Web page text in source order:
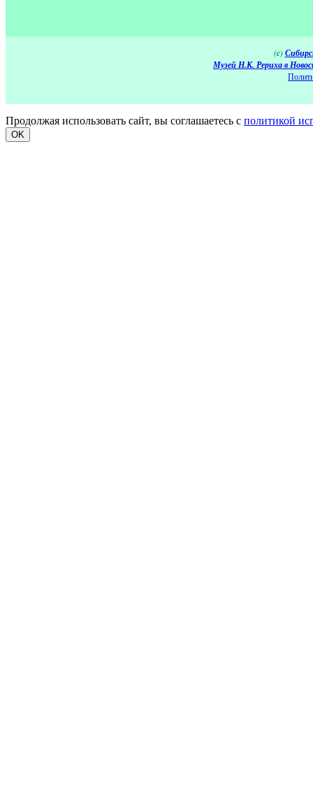
(c)
Музей Н.К. Рериха в
Продолжая использовать сайт, вы соглашаетесь с политикой
OK